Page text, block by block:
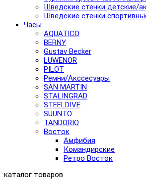
Шведские стенки детские/
Шведские стенки
Часы
AQUATICO
BERNY
Gustav Becker
LUWENOR
PILOT
Pемни/Акссесуары
SAN MARTIN
STALINGRAD
STEELDIVE
SUUNTO
TANDORIO
Восток
Амфибия
Командирские
Ретро Восток
каталог товаров